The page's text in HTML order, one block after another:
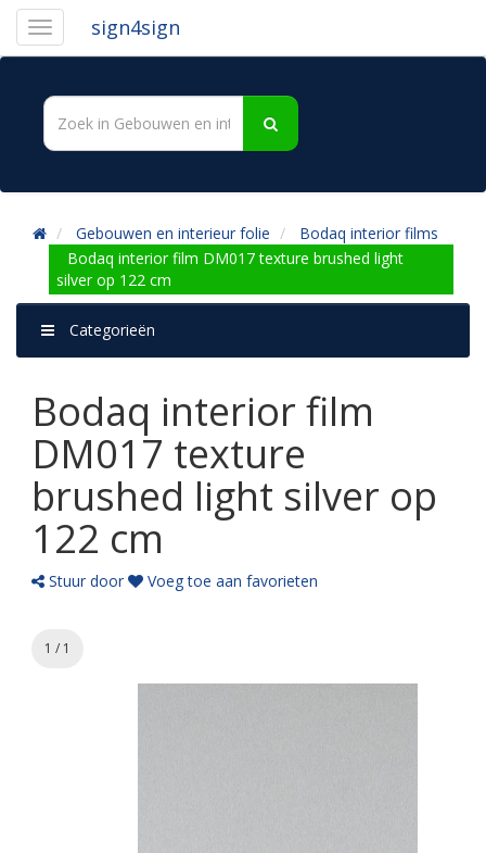
sign4sign
Gebouwen en interieur folie
Bodaq interior films
Bodaq interior film DM017 texture brushed light
silver op 122 cm
Categorieën
Bodaq interior film
DM017 texture
brushed light silver op
122 cm
Stuur door Voeg toe aan favorieten
1 / 1